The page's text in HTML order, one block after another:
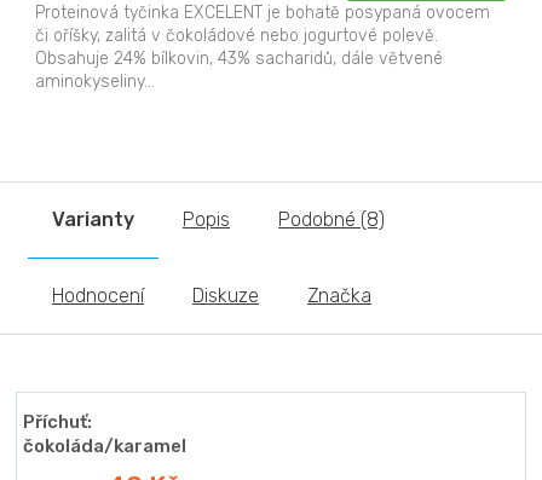
Proteinová tyčinka EXCELENT je bohatě posypaná ovocem
či oříšky, zalitá v čokoládové nebo jogurtové polevě.
Obsahuje 24% bílkovin, 43% sacharidů, dále větvené
aminokyseliny...
Varianty Popis Podobné (8)
Hodnocení Diskuze Značka
Příchuť:
čokoláda/karamel